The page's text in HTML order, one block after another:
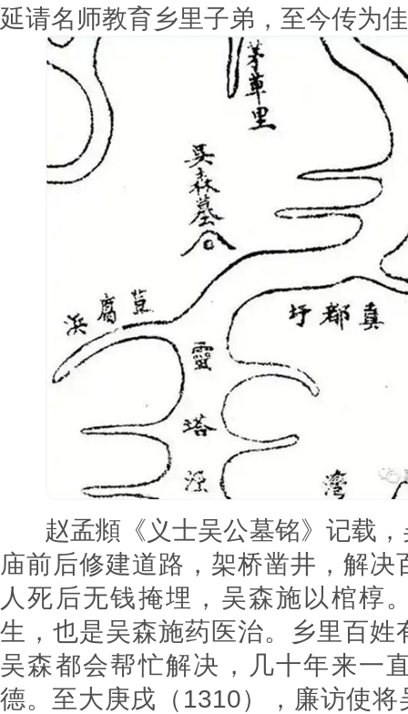
延请名师教育乡里子弟，至今传为
赵孟頫《义士吴公墓铭》记载，
庙前后修建道路，架桥凿井，解决
人死后无钱掩埋，吴森施以棺椁
生，也是吴森施药医治。乡里百姓
吴森都会帮忙解决，几十年来一
德。至大庚戌（1310），廉访使